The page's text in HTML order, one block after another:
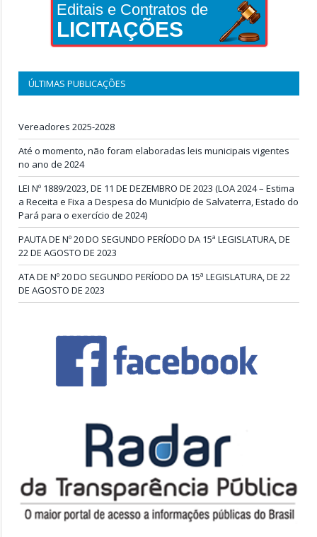
Editais e Contratos de
LICITAÇÕES
ÚLTIMAS PUBLICAÇÕES
Vereadores 2025-2028
Até o momento, não foram elaboradas leis municipais vigentes
no ano de 2024
LEI Nº 1889/2023, DE 11 DE DEZEMBRO DE 2023 (LOA 2024 – Estima
a Receita e Fixa a Despesa do Município de Salvaterra, Estado do
Pará para o exercício de 2024)
PAUTA DE Nº 20 DO SEGUNDO PERÍODO DA 15ª LEGISLATURA, DE
22 DE AGOSTO DE 2023
ATA DE Nº 20 DO SEGUNDO PERÍODO DA 15ª LEGISLATURA, DE 22
DE AGOSTO DE 2023